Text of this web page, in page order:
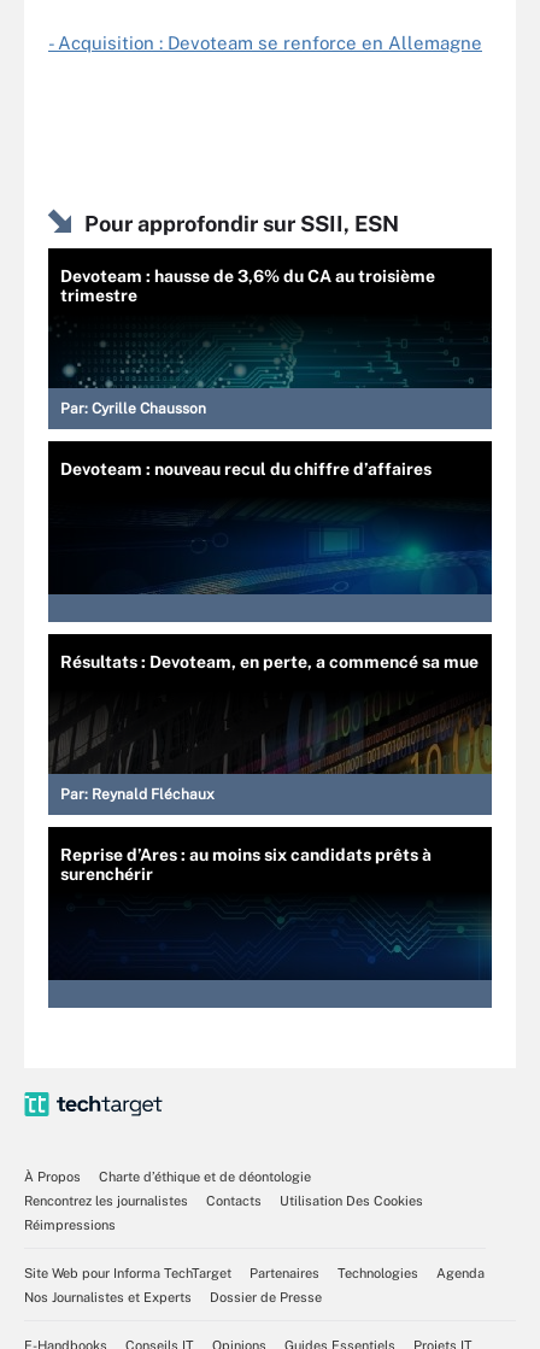
- Acquisition : Devoteam se renforce en Allemagne
Pour approfondir sur SSII, ESN
Devoteam : hausse de 3,6% du CA au troisième
trimestre
Par: Cyrille Chausson
Devoteam : nouveau recul du chiffre d’affaires
Résultats : Devoteam, en perte, a commencé sa mue
Par: Reynald Fléchaux
Reprise d’Ares : au moins six candidats prêts à
surenchérir
À Propos
Charte d’éthique et de déontologie
Rencontrez les journalistes
Contacts
Utilisation Des Cookies
Réimpressions
Site Web pour Informa TechTarget Partenaires Technologies
Agenda
Nos Journalistes et Experts
Dossier de Presse
E-Handbooks Conseils IT Opinions Guides Essentiels Projets IT